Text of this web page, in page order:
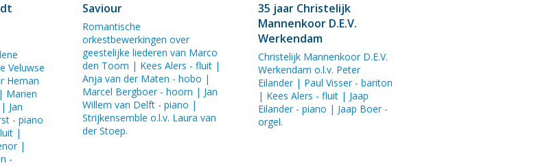
Veluwse
Heman
| Marien
Jan
- piano
|
|
-
Saviour
Romantische
orkestbewerkingen over
geestelijke liederen van Marco
den Toom | Kees Alers - fluit |
Anja van der Maten - hobo |
Marcel Bergboer- hoorn | Jan
Willem van Delft- piano |
Strijkensemble o.l.v. Laura van
der Stoep.
35 jaar Christelijk
Mannenkoor D.E.V.
Werkendam
Christelijk Mannenkoor D.E.V.
Werkendam o.l.v. Peter
Eilander| Paul Visser- bariton
| Kees Alers - fluit | Jaap
Eilander- piano | Jaap Boer-
orgel.